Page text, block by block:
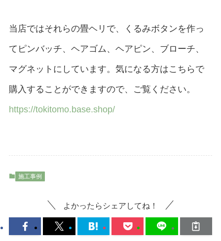
当店ではそれらの畳ヘリで、くるみボタンを作っ
てピンバッチ、ヘアゴム、ヘアピン、ブローチ、
マグネットにしています。気になる方はこちらで
購入することができますので、ご覧ください。
https://tokitomo.base.shop/
施工事例
よかったらシェアしてね！